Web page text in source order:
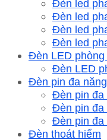
Đèn led
Đèn led
Đèn led
Đèn led
Đèn LED phòng
Đèn LED
Đèn pin đa năng
Đèn pin đa
Đèn pin đa
Đèn pin đa
Đèn thoát hiểm